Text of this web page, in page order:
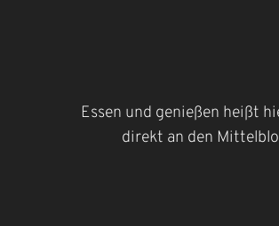
Essen und genießen heißt
direkt an den